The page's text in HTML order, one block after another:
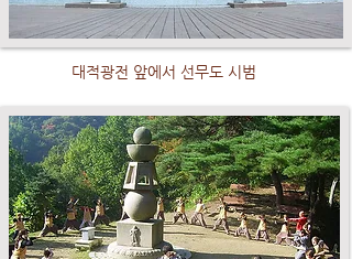
대적광전 앞에서 선무도 시범